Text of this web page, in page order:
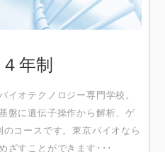
年制
オテクノロジー専⾨学校。
盤に遺伝⼦操作から解析、ゲ
コースです。東京バイオなら
ざすことができます･･･